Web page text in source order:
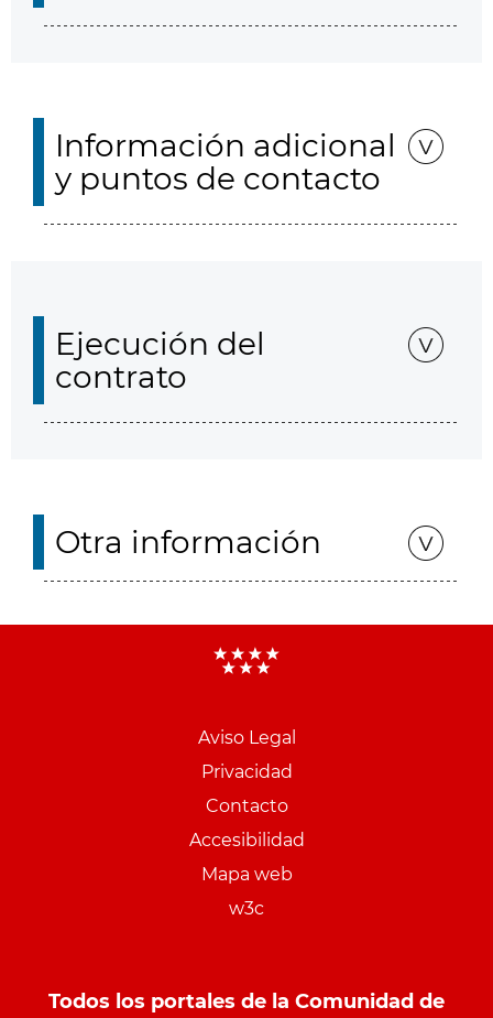
Información adicional
y puntos de contacto
Ejecución del
contrato
Otra información
Aviso Legal
Privacidad
Contacto
Accesibilidad
Mapa web
w3c
Todos los portales de la Comunidad de